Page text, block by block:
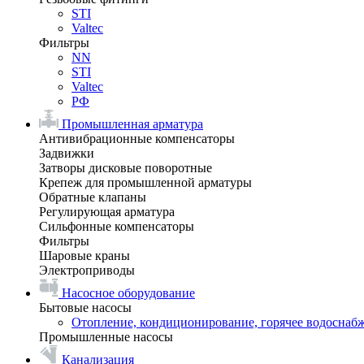
STI
Valtec
Фильтры
NN
STI
Valtec
РФ
Промышленная арматура
Антивибрационные компенсаторы
Задвижки
Затворы дисковые поворотные
Крепеж для промышленной арматуры
Обратные клапаны
Регулирующая арматура
Сильфонные компенсаторы
Фильтры
Шаровые краны
Электроприводы
Насосное оборудование
Бытовые насосы
Отопление, кондиционирование, горячее
Промышленные насосы
Канализация